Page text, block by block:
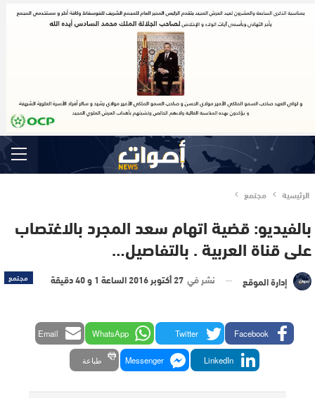
الرئيسية مجتمع
بالفيديو: قضية اتهام سعد المجرد بالاغتصاب
على قناة العربية . بالتفاصيل…
مجتمع إدارة الموقع نشر في 27 أكتوبر 2016 الساعة 1 و 40 دقيقة
Facebook
Twitter
WhatsApp
Email
LinkedIn
Messenger طباعة